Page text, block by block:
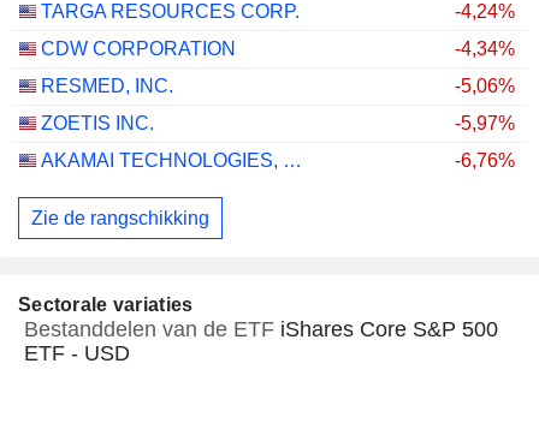
TARGA RESOURCES CORP.
-4,24%
CDW CORPORATION
-4,34%
RESMED, INC.
-5,06%
ZOETIS INC.
-5,97%
AKAMAI TECHNOLOGIES, INC.
-6,76%
Zie de rangschikking
Sectorale variaties
Bestanddelen van de ETF iShares Core S&P 500
ETF - USD